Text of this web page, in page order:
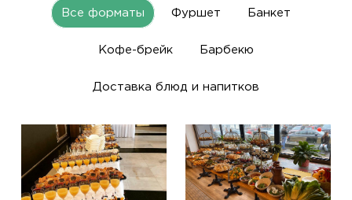
Все форматы Фуршет Банкет
Кофе-брейк Барбекю
Доставка блюд и напитков